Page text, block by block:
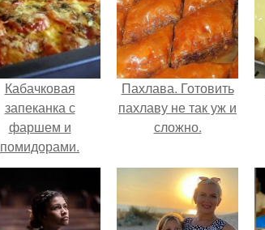
Кабачковая
запеканка с
фаршем и
помидорами.
Пахлава. Готовить
пахлаву не так уж и
сложно.